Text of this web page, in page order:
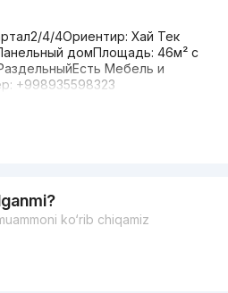
4/4Ориентир: Хай Тек
домПлощадь: 46м² с
Мебель и
+998935598323
ko‘rib chiqamiz